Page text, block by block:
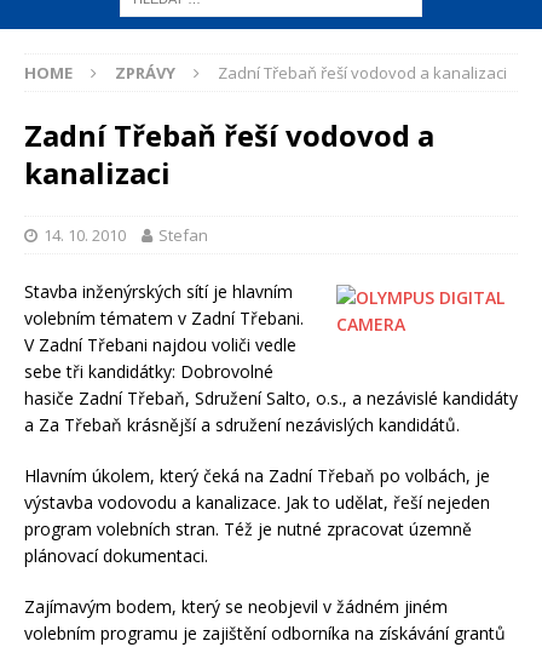
HOME ZPRÁVY Zadní Třebaň řeší vodovod a kanalizaci
Zadní Třebaň řeší vodovod a
kanalizaci
14. 10. 2010 Stefan
Stavba inženýrských sítí je hlavním
volebním tématem v Zadní Třebani.
V Zadní Třebani najdou voliči vedle
sebe tři kandidátky: Dobrovolné
hasiče Zadní Třebaň, Sdružení Salto, o.s., a nezávislé kandidáty
a Za Třebaň krásnější a sdružení nezávislých kandidátů.
Hlavním úkolem, který čeká na Zadní Třebaň po volbách, je
výstavba vodovodu a kanalizace. Jak to udělat, řeší nejeden
program volebních stran. Též je nutné zpracovat územně
plánovací dokumentaci.
Zajímavým bodem, který se neobjevil v žádném jiném
volebním programu je zajištění odborníka na získávání grantů